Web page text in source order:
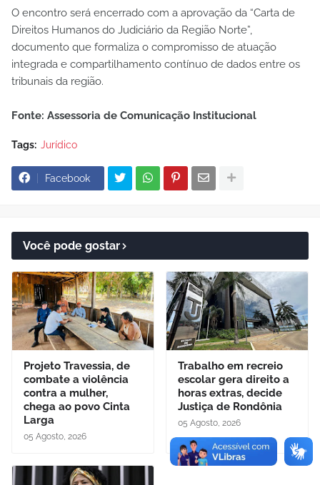
O encontro será encerrado com a aprovação da “Carta de
Direitos Humanos do Judiciário da Região Norte”,
documento que formaliza o compromisso de atuação
integrada e compartilhamento contínuo de dados entre os
tribunais da região.
Fonte: Assessoria de Comunicação Institucional
Tags: Jurídico
Facebook
Você pode gostar
Projeto Travessia, de
combate a violência
contra a mulher,
chega ao povo Cinta
Larga
05 Agosto, 2026
Trabalho em recreio
escolar gera direito a
horas extras, decide
Justiça de Rondônia
05 Agosto, 2026